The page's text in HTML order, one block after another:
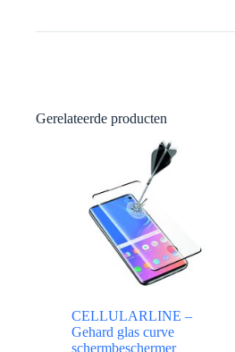
Gerelateerde producten
CELLULARLINE –
Gehard glas curve
schermbeschermer